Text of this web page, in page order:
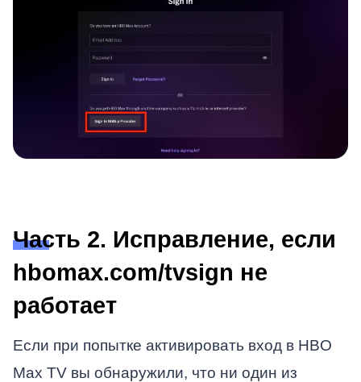
Часть 2. Исправление, если
hbomax.com/tvsign не
работает
Если при попытке активировать вход в HBO
Max TV вы обнаружили, что ни один из